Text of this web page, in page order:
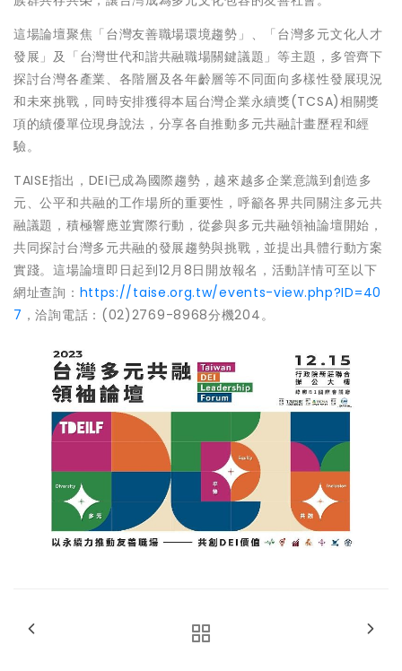
這場論壇聚焦「台灣友善職場環境趨勢」、「台灣多元文化人才
發展」及「台灣世代和諧共融職場關鍵議題」等主題，多管齊下
探討台灣各產業、各階層及各年齡層等不同面向多樣性發展現況
和未來挑戰，同時安排獲得本屆台灣企業永續獎(TCSA)相關獎
項的績優單位現身說法，分享各自推動多元共融計畫歷程和經
驗。
TAISE指出，DEI已成為國際趨勢，越來越多企業意識到創造多
元、公平和共融的工作場所的重要性，呼籲各界共同關注多元共
融議題，積極響應並實際行動，從參與多元共融領袖論壇開始，
共同探討台灣多元共融的發展趨勢與挑戰，並提出具體行動方案
實踐。這場論壇即日起到12月8日開放報名，活動詳情可至以下
網址查詢： https://taise.org.tw/events-view.php?ID=40
7 ，洽詢電話：(02)2769-8968分機204。